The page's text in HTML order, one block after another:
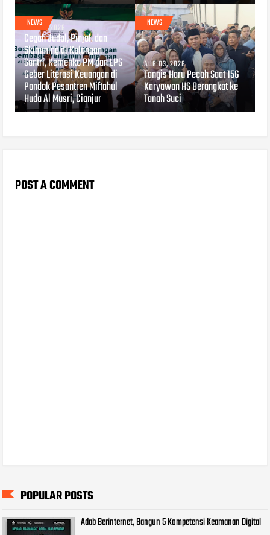
NEWS
AUG 04, 2026
Cegah Judol, Pinjol, dan
Skimming di Kalangan
Santri, Kemenko PM dan LPS
Geber Literasi Keuangan di
Pondok Pesantren Miftahul
Huda Al Musri, Cianjur
NEWS
AUG 03, 2026
Tangis Haru Pecah Saat 156
Karyawan HS Berangkat ke
Tanah Suci
POST A COMMENT
POPULAR POSTS
Adab Berinternet, Bangun 5 Kompetensi Keamanan Digital